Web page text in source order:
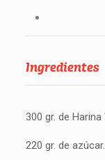
Ingredientes
300 gr. de Harina
220 gr. de azúcar.